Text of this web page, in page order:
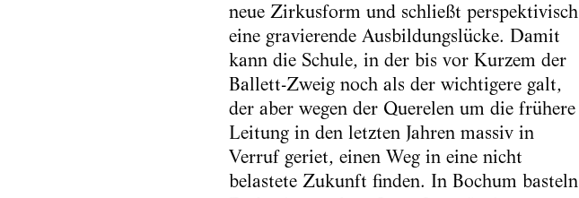
neue Zirkusform und schließt perspektivisch
eine gravierende Ausbildungslücke. Damit
kann die Schule, in der bis vor Kurzem der
Ballett-Zweig noch als der wichtigere galt,
der aber wegen der Querelen um die frühere
Leitung in den letzten Jahren massiv in
Verruf geriet, einen Weg in eine nicht
belastete Zukunft finden. In Bochum basteln